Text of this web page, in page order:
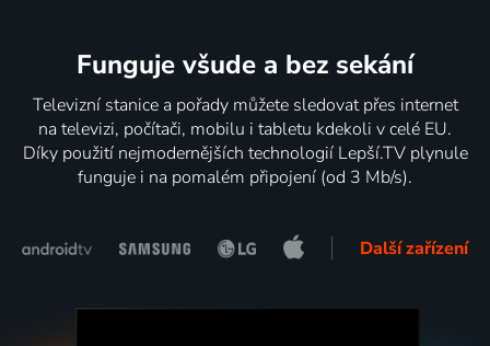
Funguje všude a bez sekání
Televizní stanice a pořady můžete sledovat přes internet
na televizi, počítači, mobilu i tabletu kdekoli v celé EU.
Díky použití nejmodernějších technologií Lepší.TV plynule
funguje i na pomalém připojení (od 3 Mb/s).
Další zařízení